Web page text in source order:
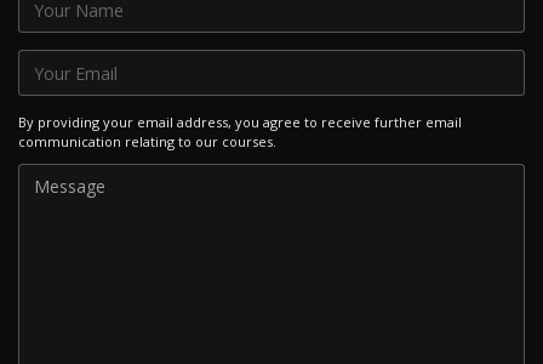
By providing your email address, you agree to receive further email
communication relating to our courses.